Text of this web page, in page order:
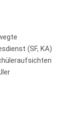
(SF, KA)